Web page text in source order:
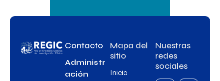
Contacto
Administr
ación
Mapa del
sitio
Inicio
Nuestras
redes
sociales